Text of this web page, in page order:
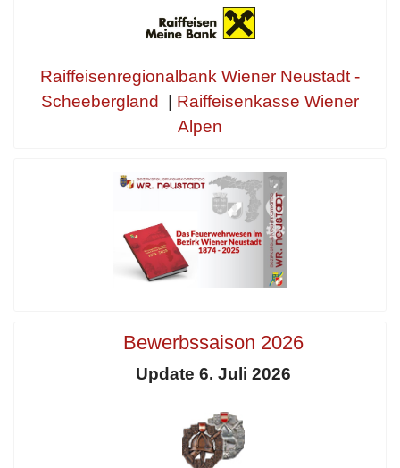
Raiffeisenregionalbank Wiener Neustadt -
Scheebergland
Raiffeisenkasse Wiener
Alpen
Bewerbssaison 2026
Update 6. Juli 2026